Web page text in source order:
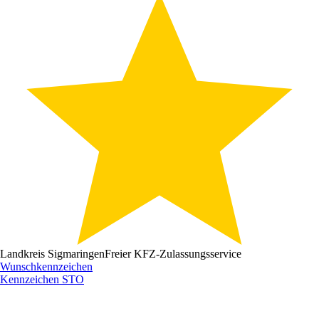
Landkreis SigmaringenFreier KFZ-Zulassungsservice
Wunschkennzeichen
Kennzeichen STO